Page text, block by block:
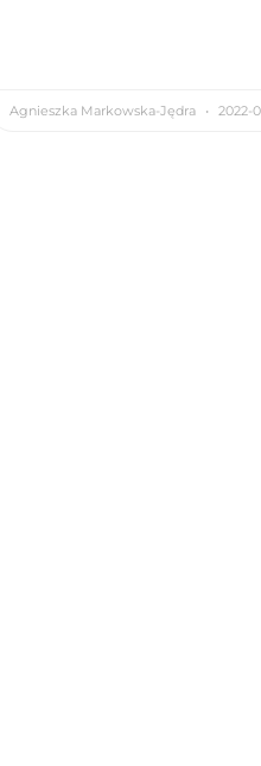
Agnieszka Markowska-Jędra 2022-